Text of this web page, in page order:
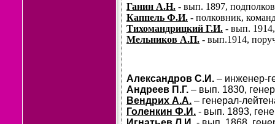
Ганин А.Н. - вып. 1897,
Каппель Ф.И. - полковник,
Тихомандрицкий Г.И. - вып.
Мельников А.П. - вып.1914,
Александров С.И. – инженер-
Андреев П.Г. – вып. 1830,
Вендрих А.А. – генерал-
Голенкин Ф.И. - вып. 1893,